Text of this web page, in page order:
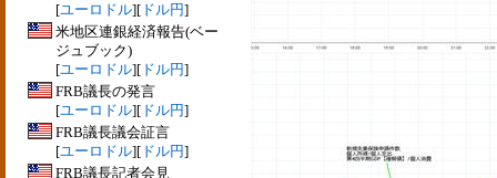
[ユーロドル][ ドル円]
米地区連銀経済報告(ベー
ジュブック)
[ユーロドル][ ドル円]
FRB議長の発言
[ユーロドル][ ドル円]
FRB議長議会証言
[ユーロドル][ ドル円]
FRB議長記者会見